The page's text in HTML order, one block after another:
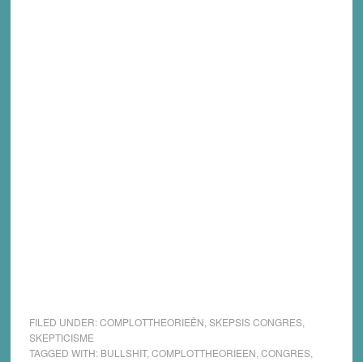
FILED UNDER:COMPLOTTHEORIEËN SKEPSIS CONGRES,
SKEPTICISME
TAGGED WITH: BULLSHIT, COMPLOTTHEORIEEN CONGRES,